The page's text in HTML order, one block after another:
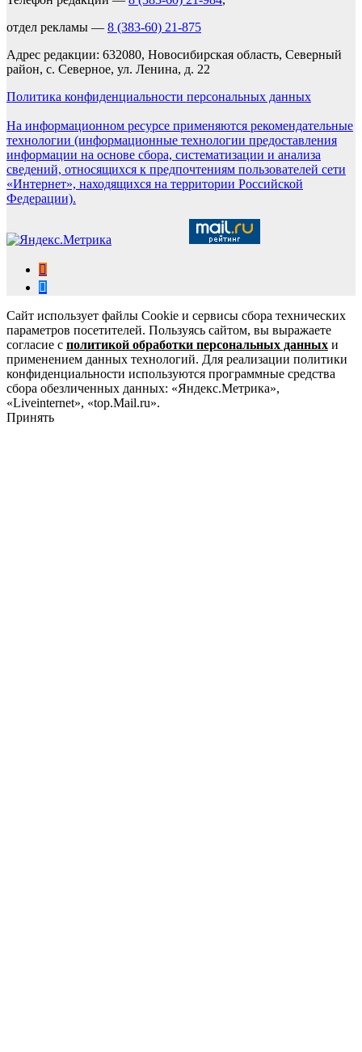
отдел рекламы — 8 (383-60) 21-875
Адрес редакции: 632080, Новосибирская область, Северный
район, с. Северное, ул. Ленина, д. 22
Политика конфиденциальности персональных данных
На информационном ресурсе применяются рекомендательные
технологии (информационные технологии предоставления
информации на основе сбора, систематизации и анализа
сведений, относящихся к предпочтениям пользователей сети
«Интернет», находящихся на территории Российской
Федерации).
Сайт использует файлы Cookie и сервисы сбора технических
параметров посетителей. Пользуясь сайтом, вы выражаете
согласие с политикой обработки персональных данных и
применением данных технологий. Для реализации политики
конфиденциальности используются программные средства
сбора обезличенных данных: «Яндекс.Метрика»,
«Liveinternet», «top.Mail.ru».
Принять